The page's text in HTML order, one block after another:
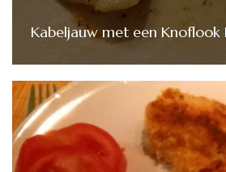
Kabeljauw met een Knoflook